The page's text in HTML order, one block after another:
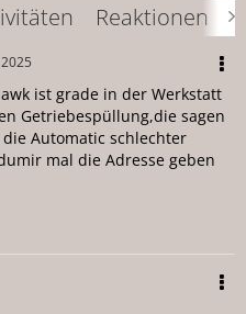
Reaktionen
ist grade in der Werkstatt
Getriebespüllung,die sagen
Automatic schlechter
mal die Adresse geben